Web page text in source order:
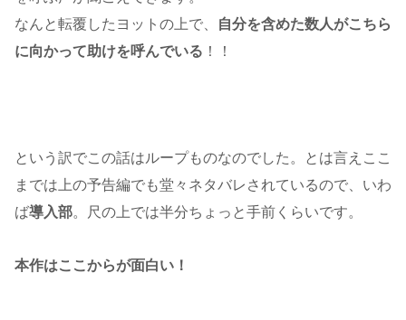
なんと転覆したヨットの上で、
自分を含めた数人がこちら
に向かって助けを呼んでいる ！！
という訳でこの話はループものなのでした。とは言えここ
までは上の予告編でも堂々ネタバレされているので、いわ
ば導入部。尺の上では半分ちょっと手前くらいです。
本作はここからが面白い！